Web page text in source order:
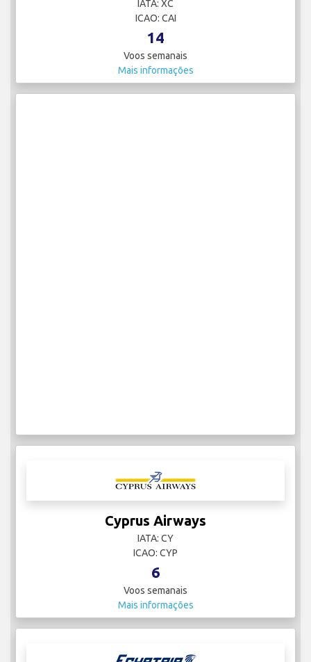
IATA: XC
ICAO: CAI
14
Voos semanais
Mais informações
Cyprus Airways
IATA: CY
ICAO: CYP
6
Voos semanais
Mais informações